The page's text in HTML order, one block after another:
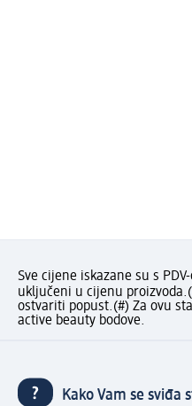
Sve cijene iskazane su s
uključeni u cijenu proizvoda.
ostvariti popust.(#) Za ovu
active beauty bodove.
Kako Vam se sviđa